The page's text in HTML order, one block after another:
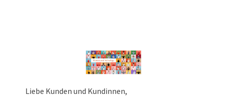
Liebe Kunden und Kundinnen,